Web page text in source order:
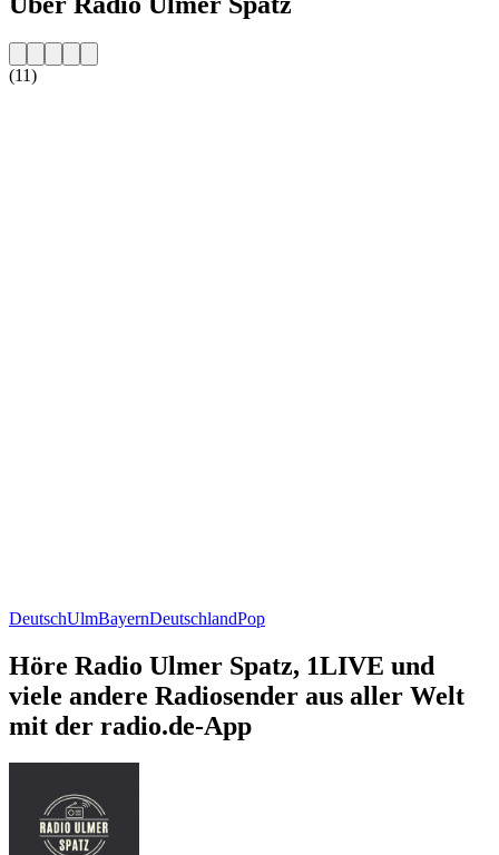
(11)
DeutschUlmBayernDeutschlandPop
Höre Radio Ulmer Spatz, 1LIVE und
viele andere Radiosender aus aller Welt
mit der radio.de-App